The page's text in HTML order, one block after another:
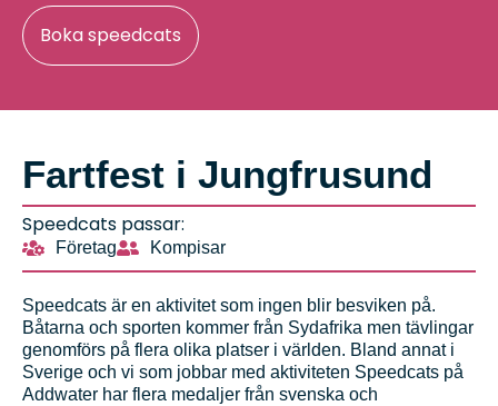
Boka speedcats
Fartfest i Jungfrusund
Speedcats passar:
Företag Kompisar
Speedcats är en aktivitet som ingen blir besviken på.
Båtarna och sporten kommer från Sydafrika men tävlingar
genomförs på flera olika platser i världen. Bland annat i
Sverige och vi som jobbar med aktiviteten Speedcats på
Addwater har flera medaljer från svenska och